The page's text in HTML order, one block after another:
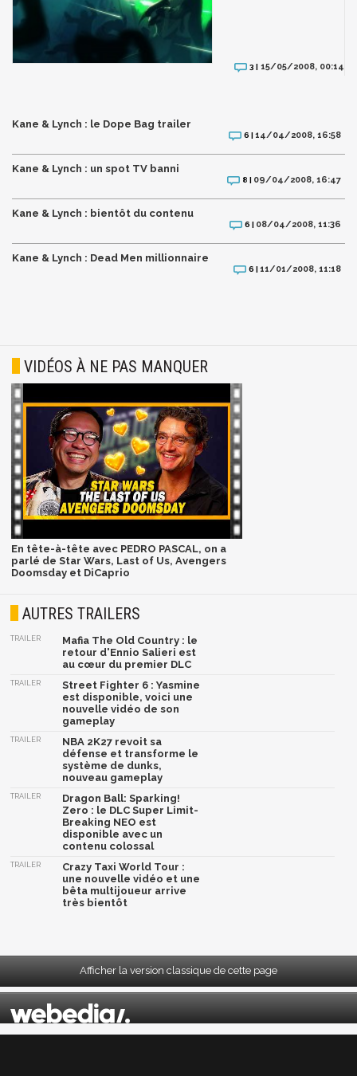
3 | 15/05/2008, 00:14
Kane & Lynch : le Dope Bag trailer
6 |14/04/2008, 16:58
Kane & Lynch : un spot TV banni
8 | 09/04/2008, 16:47
Kane & Lynch : bientôt du contenu
6 | 08/04/2008, 11:36
Kane & Lynch : Dead Men millionnaire
6 |11/01/2008, 11:18
VIDÉOS À NE PAS MANQUER
En tête-à-tête avec PEDRO PASCAL, on a
parlé de Star Wars, Last of Us, Avengers
Doomsday et DiCaprio
AUTRES TRAILERS
TRAILER
Mafia The Old Country : le
retour d'Ennio Salieri est
au cœur du premier DLC
TRAILER
Street Fighter 6 : Yasmine
est disponible, voici une
nouvelle vidéo de son
gameplay
TRAILER
NBA 2K27 revoit sa
défense et transforme le
système de dunks,
nouveau gameplay
TRAILER
Dragon Ball: Sparking!
Zero : le DLC Super Limit-
Breaking NEO est
disponible avec un
contenu colossal
TRAILER
Crazy Taxi World Tour :
une nouvelle vidéo et une
bêta multijoueur arrive
très bientôt
Afficher la version classique de cette page